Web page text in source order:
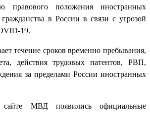
правового положения иностранных
в России в связи с угрозой
19.
течение сроков временно пребывания,
действия трудовых патентов, РВП,
за пределами России иностранных
МВД появились официальные